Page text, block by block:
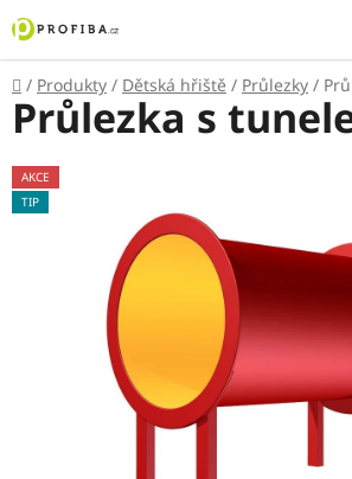
Přejít
na
obsah
Domů
/ Produkty / Dětská hřiště / Průlezky /
Průlezka s
AKCE
TIP